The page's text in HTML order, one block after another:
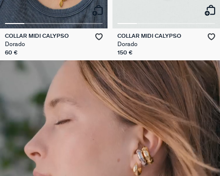
COLLAR MIDI CALYPSO
Dorado
60 €
COLLAR MIDI CALYPSO
Dorado
150 €